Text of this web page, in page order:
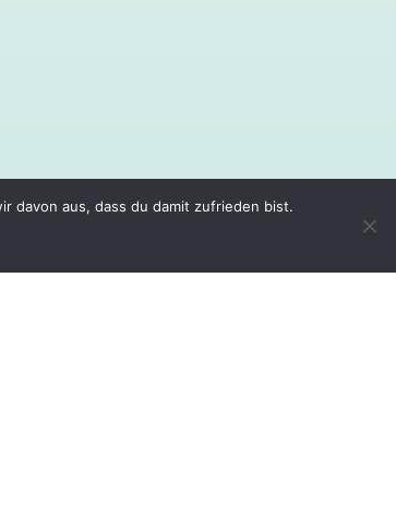
davon aus, dass du damit zufrieden bist.